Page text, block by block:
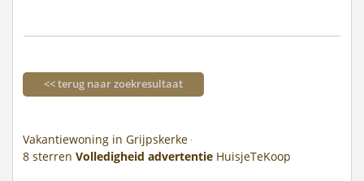
<< terug naar zoekresultaat
Vakantiewoning in Grijpskerke
8 sterren Volledigheid advertentie HuisjeTeKoop